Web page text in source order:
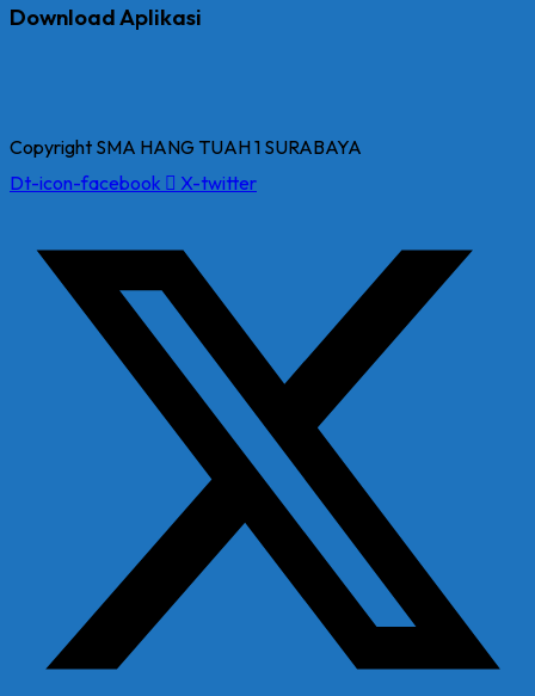
Download Aplikasi
Copyright SMA HANG TUAH 1 SURABAYA
Dt-icon-facebook
X-twitter